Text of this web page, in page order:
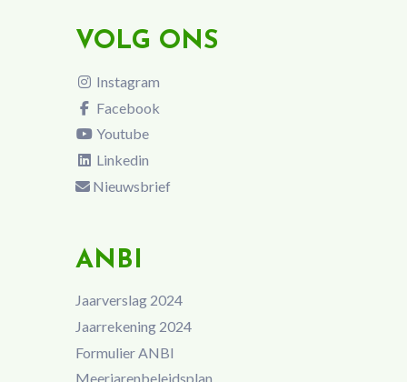
VOLG ONS
Instagram
Facebook
Youtube
Linkedin
Nieuwsbrief
ANBI
Jaarverslag 2024
Jaarrekening 2024
Formulier ANBI
Meerjarenbeleidsplan